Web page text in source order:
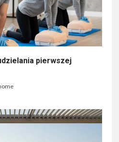
pierwszej